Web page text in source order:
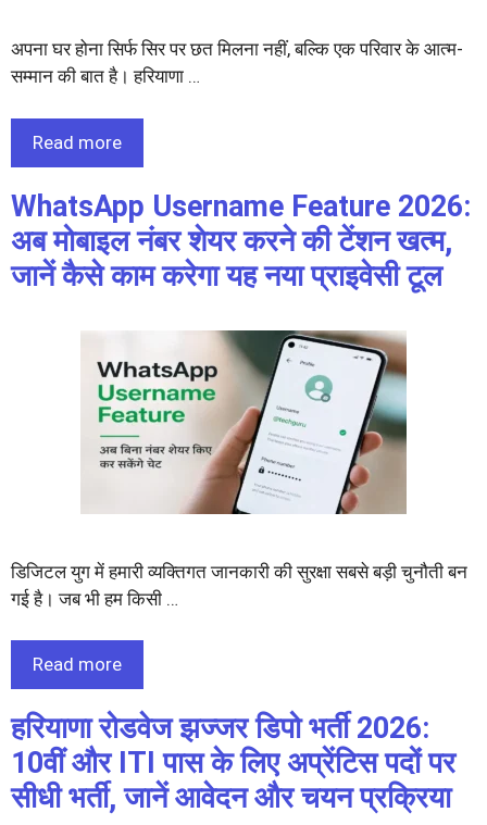
अपना घर होना सिर्फ सिर पर छत मिलना नहीं, बल्कि एक परिवार के आत्म-
सम्मान की बात है। हरियाणा …
Read more
WhatsApp Username Feature 2026:
अब मोबाइल नंबर शेयर करने की टेंशन खत्म,
जानें कैसे काम करेगा यह नया प्राइवेसी टूल
डिजिटल युग में हमारी व्यक्तिगत जानकारी की सुरक्षा सबसे बड़ी चुनौती बन
गई है। जब भी हम किसी …
Read more
हरियाणा रोडवेज झज्जर डिपो भर्ती 2026:
10वीं और ITI पास के लिए अप्रेंटिस पदों पर
सीधी भर्ती, जानें आवेदन और चयन प्रक्रिया